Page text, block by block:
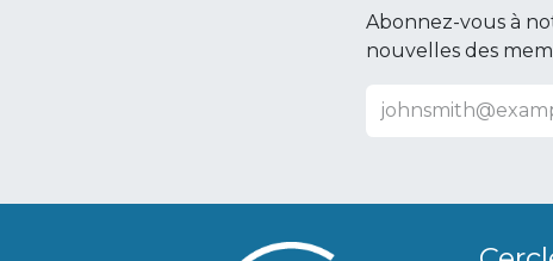
Abonnez-vous à
nouvelles des